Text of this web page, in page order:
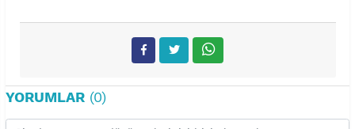
YORUMLAR (0)